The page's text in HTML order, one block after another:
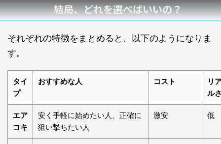
結局、どれを選べばいいの？
それぞれの特徴をまとめると、以下のようになりま
す。
タイ
プ
おすすめな人 コスト
リ
ル
エア
コキ
安く手軽に始めたい人、正確に
狙い撃ちたい人
激安 低